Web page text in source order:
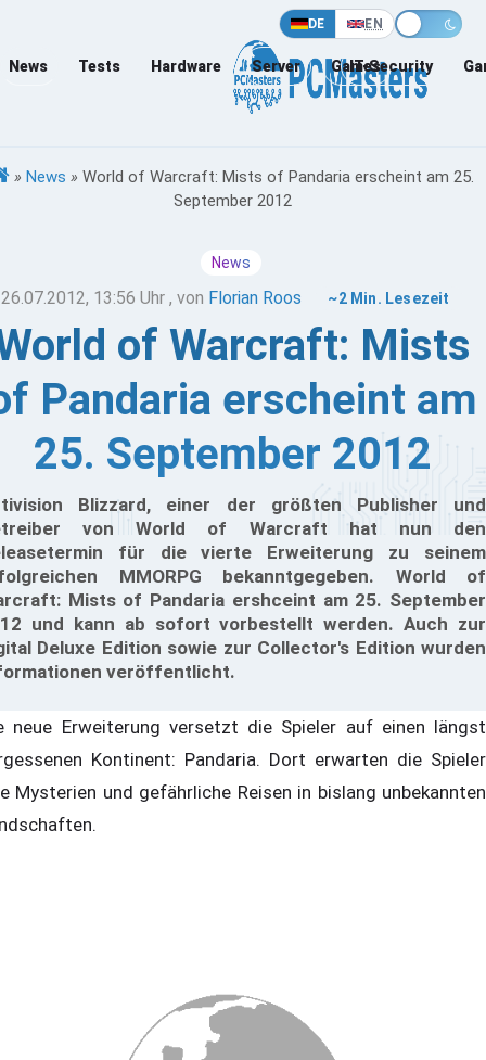
DE EN
News Tests Hardware Server Games
IT-Security
» News » World of Warcraft: Mists of Pandaria erscheint am 25.
September 2012
News
26.07.2012, 13:56 Uhr , von Florian Roos ~2 Min. Lesezeit
of Warcraft: Mists
Pandaria erscheint am
25. September 2012
Blizzard, einer der größten Publisher und
von World of Warcraft hat nun den
für die vierte Erweiterung zu seinem
MMORPG bekanntgegeben. World of
Mists of Pandaria ershceint am 25. September
und kann ab sofort vorbestellt werden. Auch zur
Deluxe Edition sowie zur Collector's Edition wurden
veröffentlicht.
neue Erweiterung versetzt die Spieler auf einen längst
Kontinent: Pandaria. Dort erwarten die Spieler
Mysterien und gefährliche Reisen in bislang unbekannten